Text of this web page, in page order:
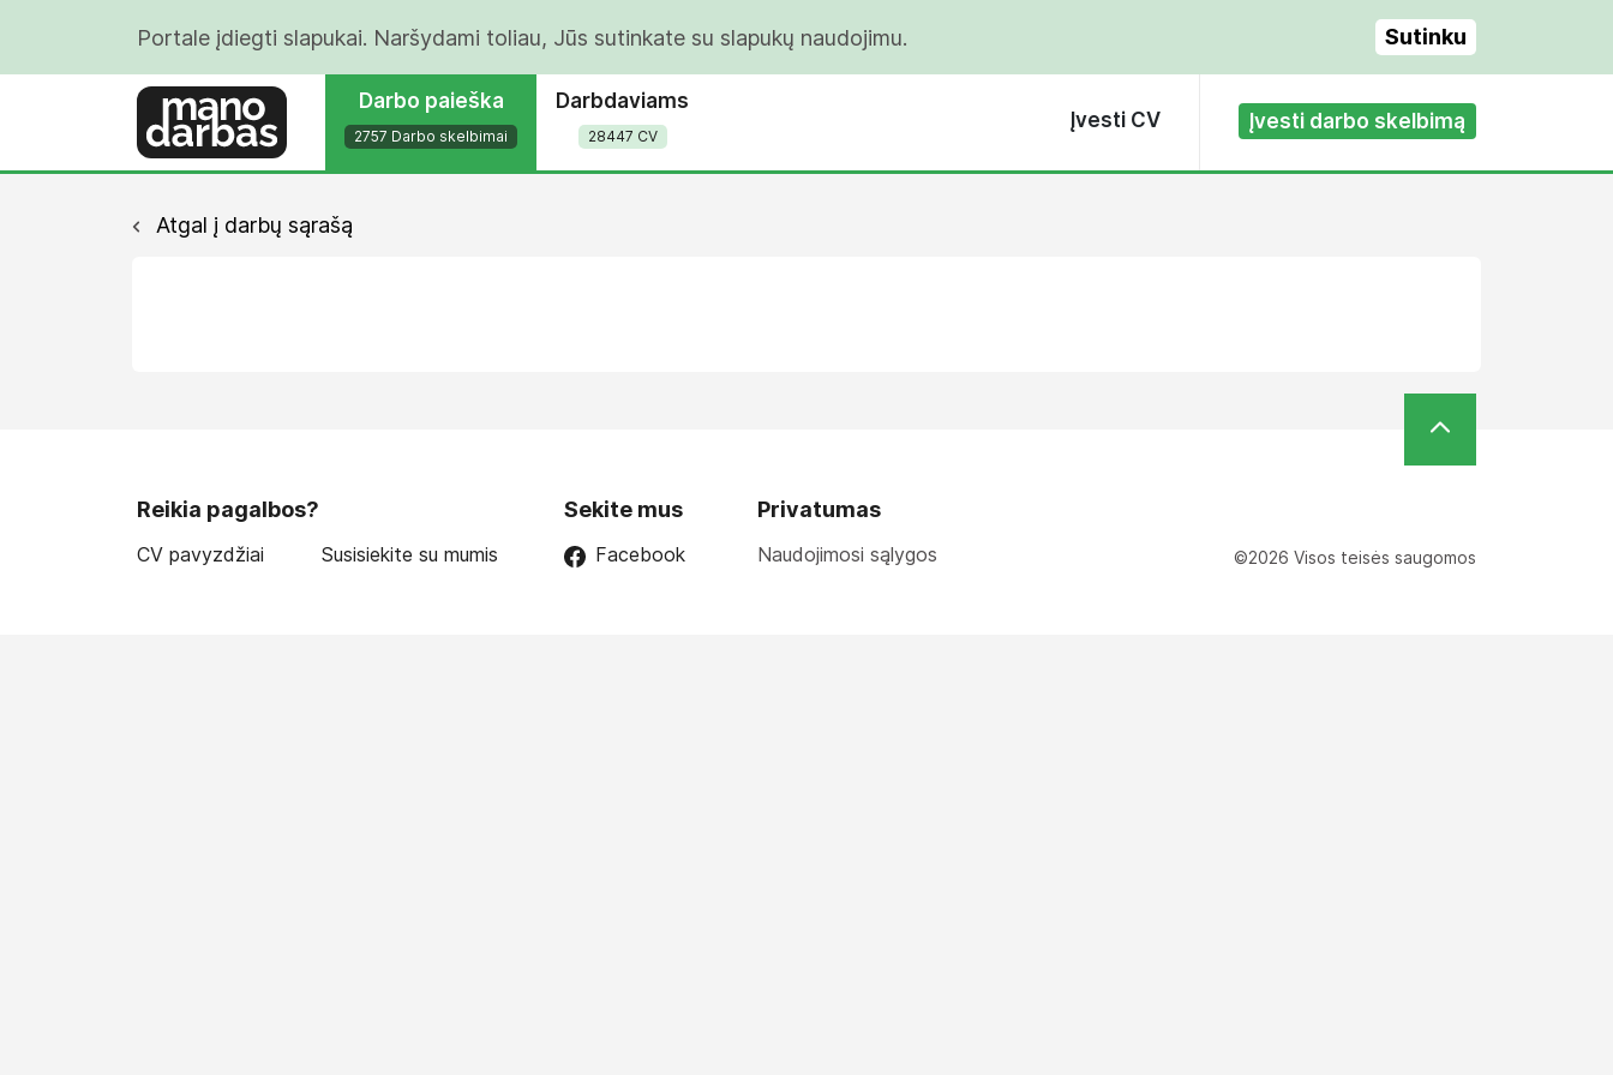
Portale įdiegti slapukai. Naršydami toliau, Jūs sutinkate su slapukų naudojimu. Sutinku
Darbo paieška
2757 Darbo skelbimai
Darbdaviams
28447 CV
Įvesti CV Įvesti darbo skelbimą
Atgal į darbų sąrašą
Reikia pagalbos?
CV pavyzdžiai Susisiekite su mumis
Sekite mus
Facebook
Privatumas
Naudojimosi sąlygos ©2026 Visos teisės saugomos